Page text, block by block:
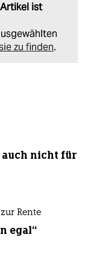
ist
zu finden.
nicht für
Rente
egal“